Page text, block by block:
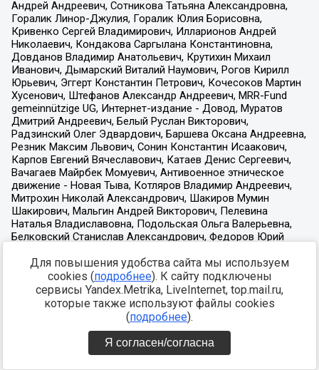
Для повышения удобства сайта мы используем
cookies (подробнее). К сайту подключены
сервисы Yandex.Metrika, LiveInternet, top.mail.ru,
которые также используют файлы cookies
(подробнее).
Я согласен/согласна